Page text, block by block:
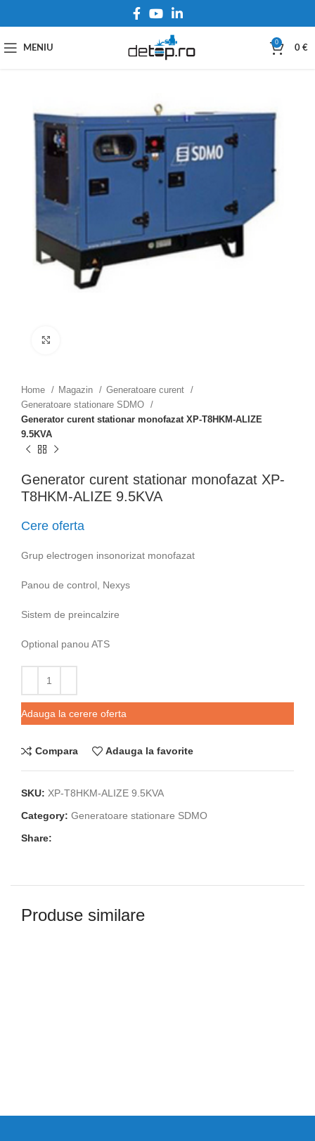
MENIU
0
0 €
Home Magazin
Generatoare curent
Generatoare stationare SDMO
Generator curent stationar monofazat XP-T8HKM-ALIZE
9.5KVA
Generator curent stationar monofazat XP-
T8HKM-ALIZE 9.5KVA
Cere oferta
Grup electrogen insonorizat monofazat
Panou de control, Nexys
Sistem de preincalzire
Optional panou ATS
Adauga la cerere oferta
Compara Adauga la favorite
SKU: XP-T8HKM-ALIZE 9.5KVA
Category: Generatoare stationare SDMO
Share:
Produse similare